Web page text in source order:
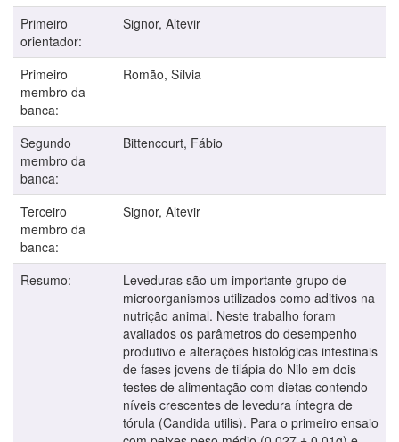
Primeiro
orientador:
Signor, Altevir
Primeiro
membro da
banca:
Romão, Sílvia
Segundo
membro da
banca:
Bittencourt, Fábio
Terceiro
membro da
banca:
Signor, Altevir
Resumo:
Leveduras são um importante grupo de
microorganismos utilizados como aditivos na
nutrição animal. Neste trabalho foram
avaliados os parâmetros do desempenho
produtivo e alterações histológicas intestinais
de fases jovens de tilápia do Nilo em dois
testes de alimentação com dietas contendo
níveis crescentes de levedura íntegra de
tórula (Candida utilis). Para o primeiro ensaio